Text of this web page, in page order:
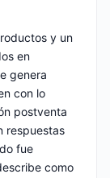
y un
en
genera
con lo
postventa
respuestas
fue
como